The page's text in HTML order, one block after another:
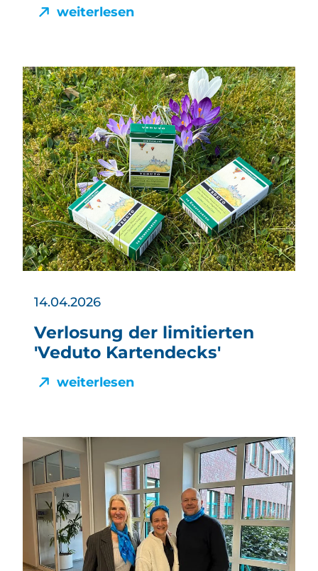
weiterlesen
14.04.2026
Verlosung der limitierten
'Veduto Kartendecks'
weiterlesen